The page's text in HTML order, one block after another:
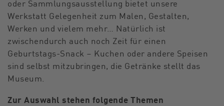
oder Sammlungsausstellung bietet unsere
Werkstatt Gelegenheit zum Malen, Gestalten,
Werken und vielem mehr… Natürlich ist
zwischendurch auch noch Zeit für einen
Geburtstags-Snack – Kuchen oder andere Speisen
sind selbst mitzubringen, die Getränke stellt das
Museum.
Zur Auswahl stehen folgende Themen